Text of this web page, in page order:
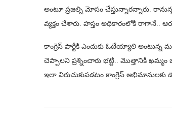
అంటూ ప్రజల్ని మోసం చేస్తున్నారన్నారు.
వ్యక్తం చేశారు. హస్తం అధికారంలోకి రాగానే..
కాంగ్రెస్ పార్టీకి ఎందుకు ఓటేయ్యాలి అంటున్న
చెప్పాలని ప్రశ్నించారు భట్టి.. మొత్తానికి
ఇలా విరుచుకుపడటం కాంగ్రెస్ అభిమానులకు